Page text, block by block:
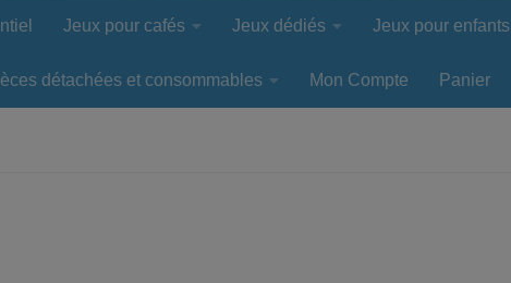
Jeux pour cafés Jeux dédiés Jeux pour enfants
détachées et consommables Mon Compte Panier